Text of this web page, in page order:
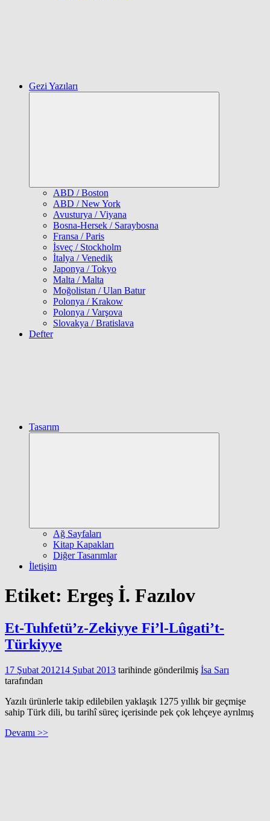
Gezi Yazıları
ABD / Boston
ABD / New York
Avusturya / Viyana
Bosna-Hersek / Saraybosna
Fransa / Paris
İsveç / Stockholm
İtalya / Venedik
Japonya / Tokyo
Malta / Malta
Moğolistan / Ulan Batur
Polonya / Krakow
Polonya / Varşova
Slovakya / Bratislava
Defter
Tasarım
Ağ Sayfaları
Kitap Kapakları
Diğer Tasarımlar
İletişim
Etiket: Ergeş İ. Fazılov
Et-Tuhfetü’z-Zekiyye Fi’l-Lûgati’t-
Türkiyye
17 Şubat 201214 Şubat 2013 tarihinde gönderilmiş İsa Sarı
tarafından
Yazılı ürünlerle takip edilebilen yaklaşık 1275 yıllık bir geçmişe
sahip Türk dili, bu tarihî süreç içerisinde pek çok lehçeye ayrılmış
Devamı >>